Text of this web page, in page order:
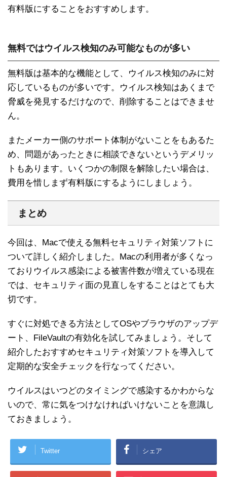
有料版にすることをおすすめします。
無料ではウイルス検知のみ可能なものが多い
無料版は基本的な機能として、ウイルス検知のみに対
応しているものが多いです。ウイルス検知はあくまで
脅威を発見するだけなので、削除することはできませ
ん。
またメーカー側のサポート体制がないことをもあるた
め、問題があったときに相談できないというデメリッ
トもあります。いくつかの制限を解除したい場合は、
費用を惜しまず有料版にするようにしましょう。
まとめ
今回は、Macで使える無料セキュリティ対策ソフトに
ついて詳しく紹介しました。Macの利用者が多くなっ
ておりウイルス感染による被害件数が増えている現在
では、セキュリティ面の見直しをすることはとても大
切です。
すぐに対処できる方法としてOSやブラウザのアップデ
ート、FileVaultの有効化を試してみましょう。そして
紹介したおすすめセキュリティ対策ソフトを導入して
定期的な安全チェックを行なってください。
ウイルスはいつどのタイミングで感染するかわからな
いので、常に気をつけなければいけないことを意識し
ておきましょう。
Twitter シェア